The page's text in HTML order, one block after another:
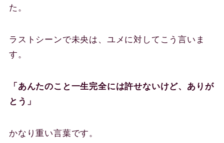
た。
ラストシーンで未央は、ユメに対してこう言いま
す。
「あんたのこと一生完全には許せないけど、ありが
とう」
かなり重い言葉です。